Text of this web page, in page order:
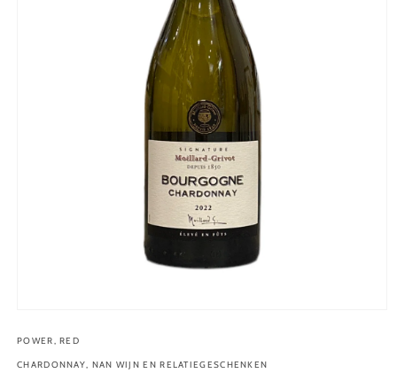
openen
modaal
POWER, RED
CHARDONNAY, NAN WIJN EN RELATIEGESCHENKEN